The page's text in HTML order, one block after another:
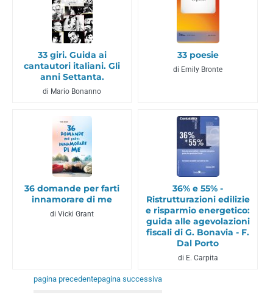
33 giri. Guida ai
cantautori italiani. Gli
anni Settanta.
di Mario Bonanno
33 poesie
di Emily Bronte
36 domande per farti
innamorare di me
di Vicki Grant
36% e 55% -
Ristrutturazioni edilizie
e risparmio energetico:
guida alle agevolazioni
fiscali di G. Bonavia - F.
Dal Porto
di E. Carpita
pagina precedentepagina successiva